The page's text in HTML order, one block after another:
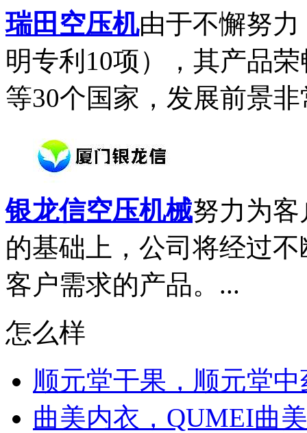
瑞田空压机由于不懈努
明专利10项），其产品
等30个国家，发展前景
银龙信空压机械努力为
的基础上，公司将经过
客户需求的产品。...
怎么样
顺元堂干果，顺元堂中
曲美内衣，QUMEI曲美